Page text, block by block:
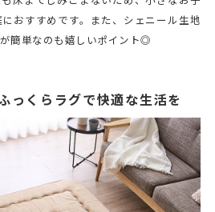
おすすめです。また、シェニール生地
簡単なのも嬉しいポイント◎
っくらラグで快適な生活を